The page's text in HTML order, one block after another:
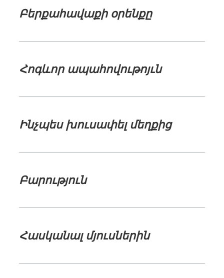
Բերքահավաքի օրենքը
Հոգևոր ապահովութոյւն
Ինչպես խուսափել մեղքից
Բարություն
Հասկանալ մյուսներին